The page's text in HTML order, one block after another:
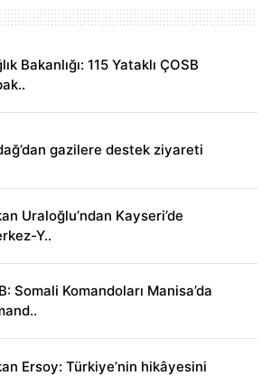
Bakanlığı: 115 Yataklı ÇOSB
gazilere destek ziyareti
Uraloğlu’ndan Kayseri’de
Y..
Somali Komandoları Manisa’da
Ersoy: Türkiye’nin hikâyesini